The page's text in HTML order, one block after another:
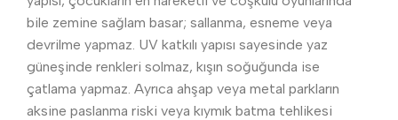
bile zemine sağlam basar; sallanma, esneme veya
devrilme yapmaz. UV katkılı yapısı sayesinde yaz
güneşinde renkleri solmaz, kışın soğuğunda ise
çatlama yapmaz. Ayrıca ahşap veya metal parkların
aksine paslanma riski veya kıymık batma tehlikesi